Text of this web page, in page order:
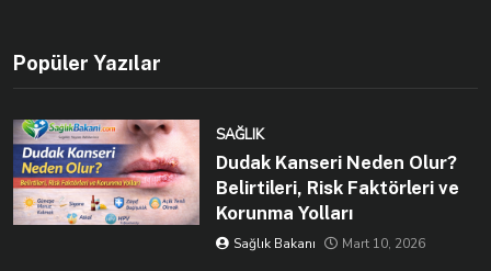
Popüler Yazılar
SAĞLIK
Dudak Kanseri Neden Olur?
Belirtileri, Risk Faktörleri ve
Korunma Yolları
Sağlık Bakanı Mart 10, 2026